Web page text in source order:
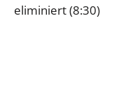
eliminiert (8:30)